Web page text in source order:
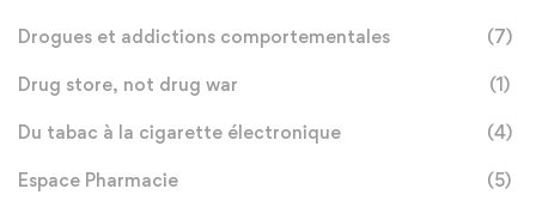
Drogues et addictions comportementales (7)
Drug store, not drug war (1)
Du tabac à la cigarette électronique (4)
Espace Pharmacie (5)